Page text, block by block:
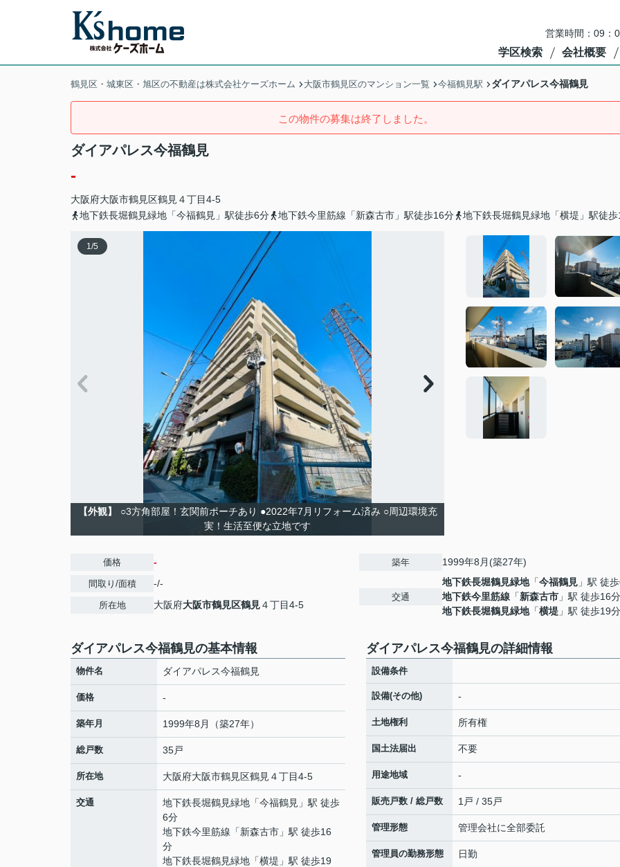
営業時間：09：
学区検索 会社概要
鶴見区・城東区・旭区の不動産は株式会社ケーズホーム 大阪市鶴見区のマンション一覧 今福鶴見駅 ダイアパレス今福鶴見
この物件の募集は終了しました。
ダイアパレス今福鶴見
-
大阪府大阪市鶴見区鶴見 ４丁目4-5
地下鉄長堀鶴見緑地「今福鶴見」駅徒歩6分
地下鉄今里筋線「新森古市」駅徒歩16分 地下鉄長堀鶴見緑地「横堤」駅徒
1/5
【外観】
○3方角部屋！玄関前ポーチあり ●2022年7月リフォーム済み ○周辺環境充
実！生活至便な立地です
価格 -
間取り/面積 -/-
所在地 大阪府大阪市鶴見区鶴見４丁目4-5
築年 1999年8月(築27年)
交通
地下鉄長堀鶴見緑地「今福鶴見 」駅 徒
地下鉄今里筋線 「新森古市 」駅 徒歩16分
地下鉄長堀鶴見緑地「横堤 」駅 徒歩19分
ダイアパレス今福鶴見の基本情報
物件名 ダイアパレス今福鶴見
価格 -
築年月 1999年8月（築27年）
総戸数 35戸
所在地 大阪府大阪市鶴見区鶴見 ４丁目4-5
交通 地下鉄長堀鶴見緑地 「今福鶴見 」駅 徒歩
6分
地下鉄今里筋線 「新森古市 」駅 徒歩16
分
地下鉄長堀鶴見緑地 「横堤 」駅 徒歩19
ダイアパレス今福鶴見の詳細情報
設備条件
設備(その他) -
土地権利 所有権
国土法届出 不要
用途地域 -
販売戸数 / 総戸数 1戸 / 35戸
管理形態 管理会社に全部委託
管理員の勤務形態 日勤